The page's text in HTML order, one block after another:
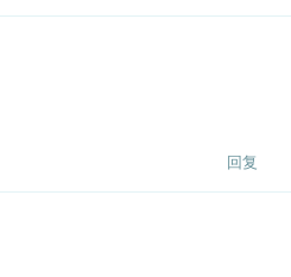
回复